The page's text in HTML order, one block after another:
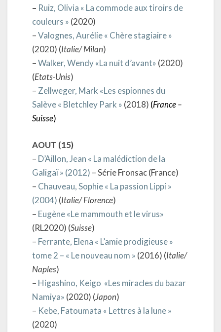
– Ruiz, Olivia « La commode aux tiroirs de
couleurs » (2020)
–Valognes, Aurélie « Chère stagiaire »
(2020) (Italie/ Milan)
–Walker, Wendy «La nuit d’avant» (2020)
(Etats-Unis)
– Zellweger, Mark «Les espionnes du
Salève « Bletchley Park » (2018) (France –
Suisse)
AOUT (15)
– D’Aillon, Jean « La malédiction de la
Galigaï » (2012) – Série Fronsac (France)
– Chauveau, Sophie « La passion Lippi »
(2004) (Italie/ Florence)
– Eugène «Le mammouth et le virus»
(RL2020) (Suisse)
– Ferrante, Elena « L’amie prodigieuse »
tome 2 – « Le nouveau nom » (2016) (Italie/
Naples)
– Higashino, Keigo «Les miracles du bazar
Namiya» (2020) (Japon)
– Kebe, Fatoumata « Lettres à la lune »
(2020)